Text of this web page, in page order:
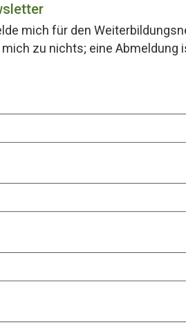
mich für den
zu nichts; eine Abmeldung